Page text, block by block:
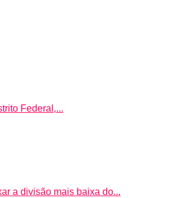
Federal,...
a divisão mais baixa do...